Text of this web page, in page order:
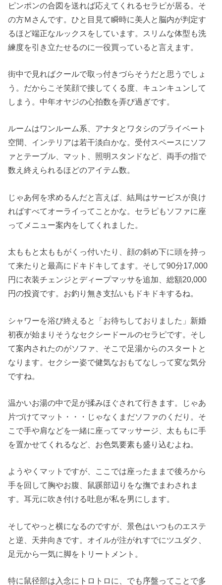
ピンポンの合図を送れば応えてくれるセラピが居る。そ
の方Ｍさんです。ひと目見て瞬時に美人と脳内が判定す
るほど端正なルックスをしています。スリムな体型も洗
練度を引き立たせるのに一役買っていると言えます。
街中で見ればクールで取っ付きづらそうだと思うでしょ
う。だからこそ笑顔で接してくる度、キュンキュンして
しまう。中年オヤジの心拍数を弄び過ぎです。
ルームはワンルーム系、アナタとワタシのプライベート
空間、インテリアは若干淡白かな。受付スペースにソフ
ァとテーブル、マット、照明スタンドなど、両手の指で
数え終えられるほどのアイテム数。
じゃあ何を求めるんだと言えば、結局はサービスが良け
ればすべてオーライってことかな。セラピもソファに座
ってメニュー案内をしてくれました。
太ももと太ももがくっ付いたり、顔の斜め下に頭を持っ
て来たりと最高にドキドキしてます。そして90分17,000
円に衣装チェンジとディープマッサを追加、総額20,000
円の投資です。お釣り無き支払いもドキドキするね。
シャワーを浴び終えると「お待ちしておりました」新婚
初夜が始まりそうなセクシードールのセラピです。そし
て案内されたのがソファ、そこで足湯からのスタートと
なります。セクシー姿で健気なおもてなしって変な気分
ですね。
温かいお湯の中で足が揉みほぐされて行きます。じゃあ
片づけてマット・・・じゃなくまだソファのくだり。そ
こで手や肩などを一緒に座ってマッサージ、太ももに手
を置かせてくれるなど、お色気要素も盛り込むよね。
ようやくマットですが、ここでは座ったままで後ろから
手を回して胸やお腹、鼠蹊部辺りをな撫でまわされま
す。耳元に吹き付ける吐息が私を男にします。
そしてやっと横になるのですが、景色はいつものエステ
と逆、天井向きです。オイルが注がれすでにツユダク、
足元から一気に脚をトリートメント。
特に鼠径部は入念にトロトロに、でも序盤ってことで多